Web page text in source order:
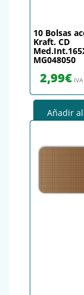
10 Bolsas
Kraft. CD
MG048050
2,99€
Añadir